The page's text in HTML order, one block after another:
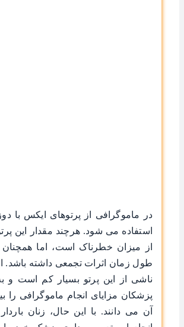
در ماموگرافی از پرتوهای ایکس با دوز
استفاده می شود. هرچند مقدار این
از میزان خطرناک است، اما همچنان
طول زمان اثرات تجمعی داشته باشد.
ناشی از این پرتو بسیار کم است و
پزشکان مزایای انجام ماموگرافی را
آن می دانند. با این حال، زنان باردار